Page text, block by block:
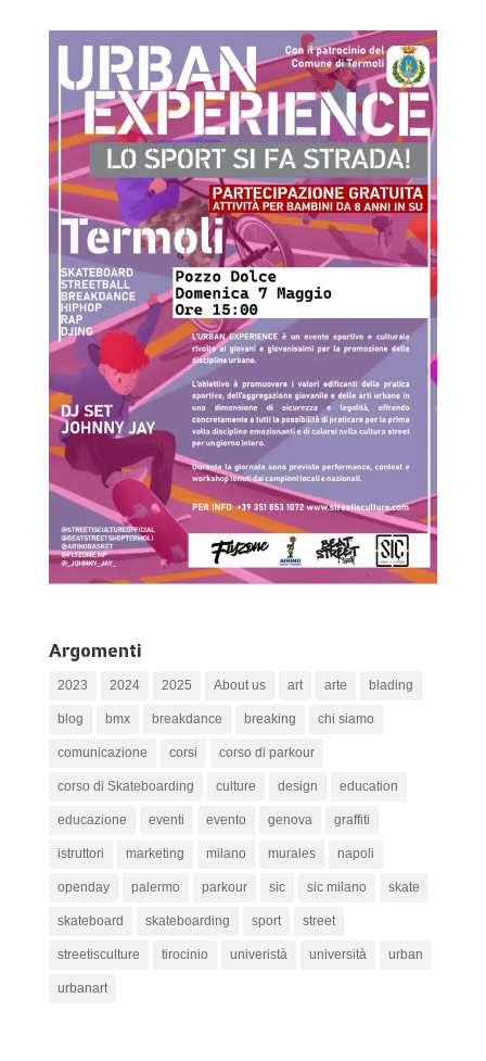
Argomenti
2023 2024 2025 About us art arte blading
blog bmx breakdance breaking chi siamo
comunicazione corsi corso di parkour
corso di Skateboarding culture design education
educazione eventi evento genova graffiti
istruttori marketing milano murales napoli
openday palermo parkour sic sic milano skate
skateboard skateboarding sport street
streetisculture tirocinio univeristà università urban
urbanart